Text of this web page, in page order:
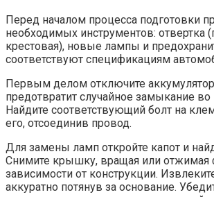
Перед началом процесса подготовки
необходимых инструментов: отвертка
крестовая), новые лампы и
соответствуют спецификациям
Первым делом отключите
предотвратит случайное замыкание
Найдите соответствующий болт на
его, отсоединив провод.
Для замены ламп откройте капот и
Снимите крышку, вращая или отжимая
зависимости от конструкции.
аккуратно потянув за основание.